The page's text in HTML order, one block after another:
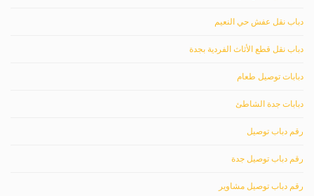
دباب نقل عفش حي النعيم
دباب نقل قطع الأثاث الفردية بجدة
دبابات توصيل طعام
دبابات جدة الشاطئ
رقم دباب توصيل
رقم دباب توصيل جدة
رقم دباب توصيل مشاوير